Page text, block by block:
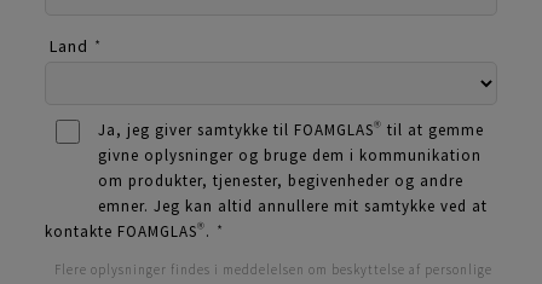
Land *
Ja, jeg giver samtykke til FOAMGLAS® til at gemme
givne oplysninger og bruge dem i kommunikation
om produkter, tjenester, begivenheder og andre
emner. Jeg kan altid annullere mit samtykke ved at
kontakte FOAMGLAS®. *
Flere oplysninger findes i meddelelsen om beskyttelse af personlige